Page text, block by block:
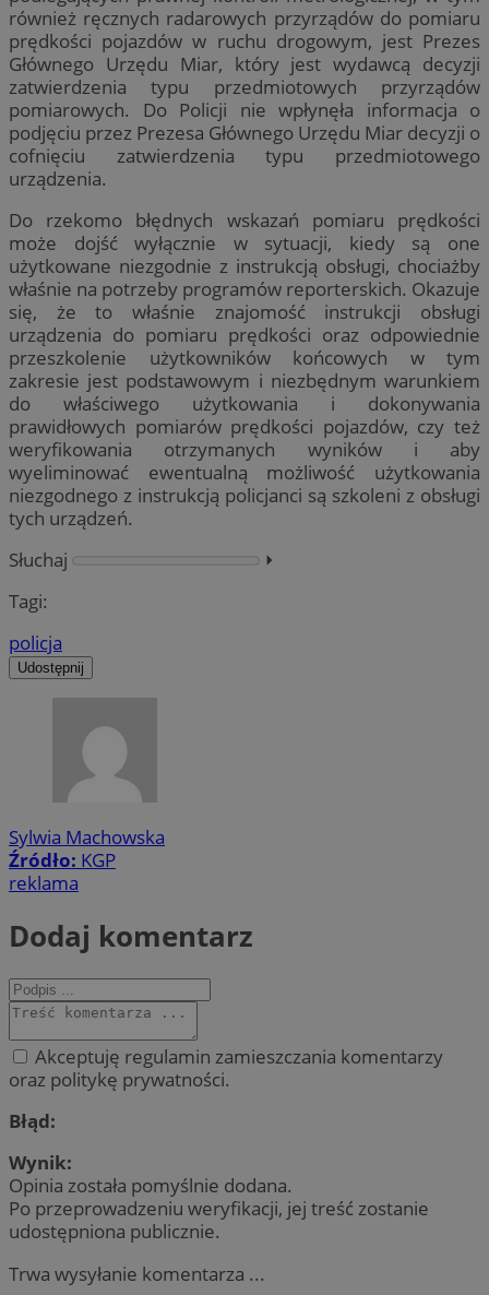
również ręcznych radarowych przyrządów do pomiaru
prędkości pojazdów w ruchu drogowym, jest Prezes
Głównego Urzędu Miar, który jest wydawcą decyzji
zatwierdzenia typu przedmiotowych przyrządów
pomiarowych. Do Policji nie wpłynęła informacja o
podjęciu przez Prezesa Głównego Urzędu Miar decyzji o
cofnięciu zatwierdzenia typu przedmiotowego
urządzenia.
Do rzekomo błędnych wskazań pomiaru prędkości
może dojść wyłącznie w sytuacji, kiedy są one
użytkowane niezgodnie z instrukcją obsługi, chociażby
właśnie na potrzeby programów reporterskich. Okazuje
się, że to właśnie znajomość instrukcji obsługi
urządzenia do pomiaru prędkości oraz odpowiednie
przeszkolenie użytkowników końcowych w tym
zakresie jest podstawowym i niezbędnym warunkiem
do właściwego użytkowania i dokonywania
prawidłowych pomiarów prędkości pojazdów, czy też
weryfikowania otrzymanych wyników i aby
wyeliminować ewentualną możliwość użytkowania
niezgodnego z instrukcją policjanci są szkoleni z obsługi
tych urządzeń.
Słuchaj
⏵︎
Tagi:
policja
Udostępnij
Sylwia Machowska
Źródło: KGP
reklama
Dodaj komentarz
Akceptuję regulamin zamieszczania komentarzy
oraz politykę prywatności.
Błąd:
Wynik:
Opinia została pomyślnie dodana.
Po przeprowadzeniu weryfikacji, jej treść zostanie
udostępniona publicznie.
Trwa wysyłanie komentarza ...